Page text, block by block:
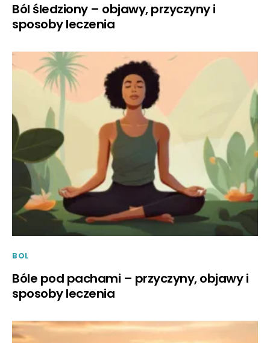
Ból śledziony – objawy, przyczyny i
sposoby leczenia
BOL
Bóle pod pachami – przyczyny, objawy i
sposoby leczenia